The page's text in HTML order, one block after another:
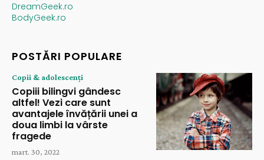
DreamGeek.ro
BodyGeek.ro
POSTĂRI POPULARE
Copii & adolescenți
Copiii bilingvi gândesc
altfel! Vezi care sunt
avantajele învățării unei a
doua limbi la vârste
fragede
mart. 30, 2022